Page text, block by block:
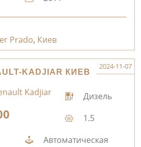
Prado, Киев
KADJIAR КИЕВ
2024-11-07
Дизель
1.5
Автоматическая